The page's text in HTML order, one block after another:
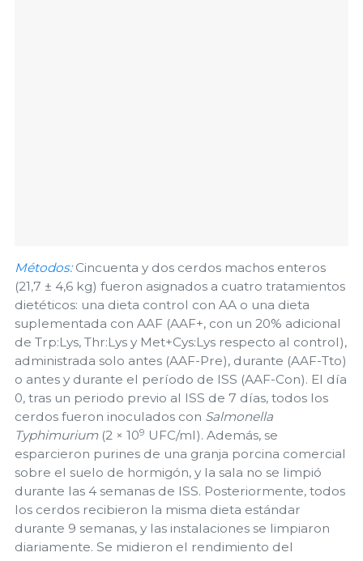
Métodos:Cincuenta y dos cerdos machos enteros
(21,7 ± 4,6 kg) fueron asignados a cuatro tratamientos
dietéticos: una dieta control con AA o una dieta
suplementada con AAF (AAF+, con un 20% adicional
de Trp:Lys, Thr:Lys y Met+Cys:Lys respecto al control),
administrada solo antes (AAF-Pre), durante (AAF-Tto)
o antes y durante el período de ISS (AAF-Con). El día
0, tras un periodo previo al ISS de 7 días, todos los
cerdos fueron inoculados con Salmonella
Typhimurium(2 × 109 UFC/ml). Además, se
esparcieron purines de una granja porcina comercial
sobre el suelo de hormigón, y la sala no se limpió
durante las 4 semanas de ISS. Posteriormente, todos
los cerdos recibieron la misma dieta estándar
durante 9 semanas, y las instalaciones se limpiaron
diariamente. Se midieron el rendimiento del